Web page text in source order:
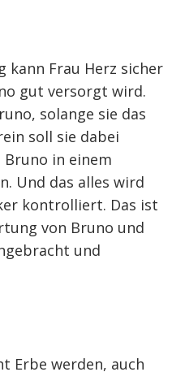
kann Frau Herz sicher
gut versorgt wird.
solange sie das
soll sie dabei
in einem
Und das alles wird
kontrolliert. Das ist
von Bruno und
und
Erbe werden, auch